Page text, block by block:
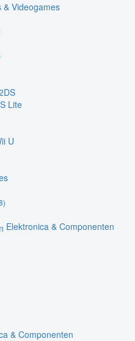
& Videogames
Lite
U
Elektronica & Componenten
& Componenten